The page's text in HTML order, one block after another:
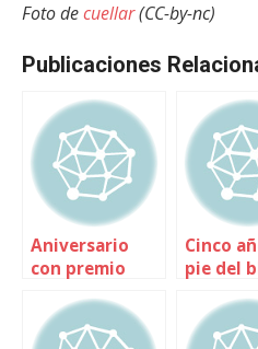
Foto decuellar(CC-by-nc)
Publicaciones
Aniversario
con premio
Cinco
pie del